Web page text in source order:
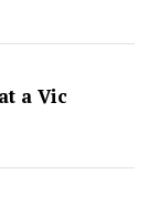
a Vic